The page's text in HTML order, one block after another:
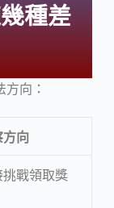
種差
向：
向
挑戰領取獎